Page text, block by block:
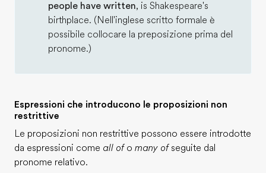
people have written, is Shakespeare's
birthplace. (Nell'inglese scritto formale è
possibile collocare la preposizione prima del
pronome.)
Espressioni che introducono le proposizioni non
restrittive
Le proposizioni non restrittive possono essere introdotte
da espressioni come all ofo many ofseguite dal
pronome relativo.